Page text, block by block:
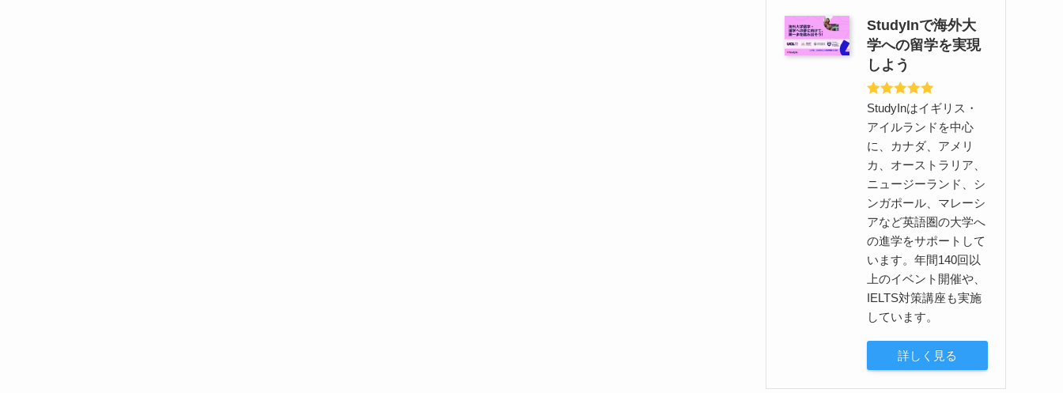
StudyInで海外大
学への留学を実現
しよう
StudyInはイギリス・
アイルランドを中心
に、カナダ、アメリ
カ、オーストラリア、
ニュージーランド、シ
ンガポール、マレーシ
アなど英語圏の大学へ
の進学をサポートして
います。年間140回以
上のイベント開催や、
IELTS対策講座も実施
しています。
詳しく見る